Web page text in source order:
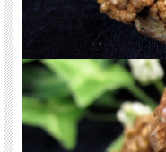
天然石 パワーストーン 海外直
ィース 卸し 卸価格 実店舗 ハン